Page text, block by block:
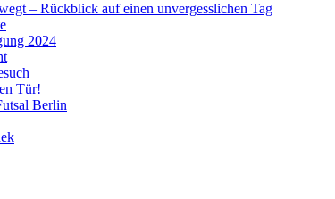
– Rückblick auf einen unvergesslichen Tag
2024
Tür!
Berlin